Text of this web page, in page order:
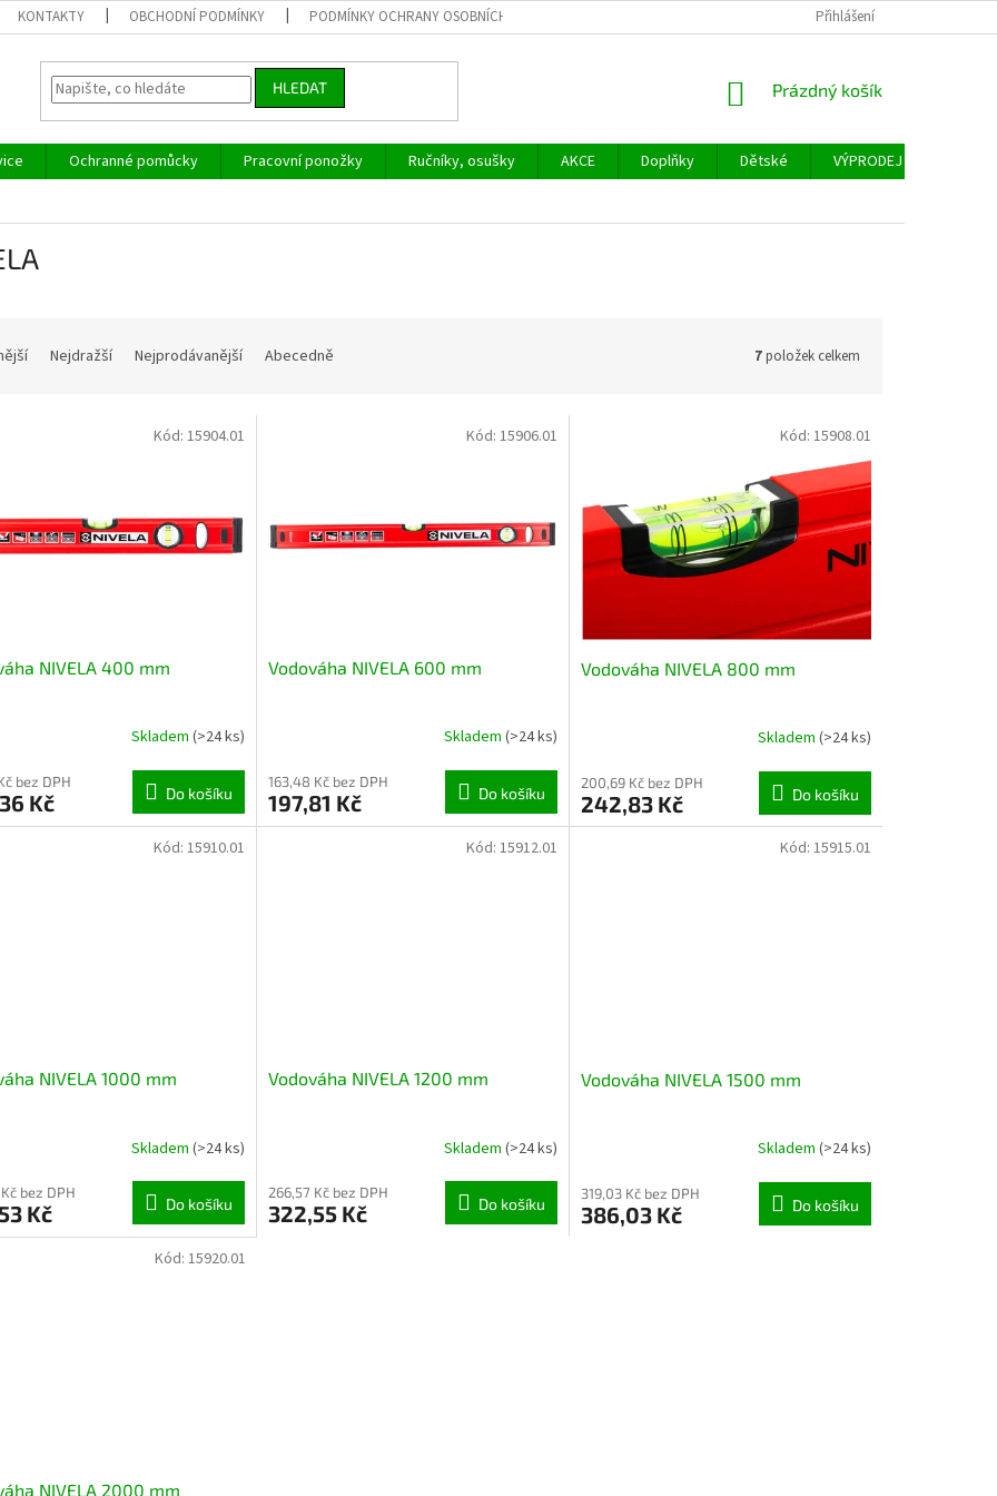
KONTAKTY OBCHODNÍ PODMÍNKY PODMÍNKY OCHRANY OSOBNÍCH ÚDAJŮ Přihlášení
HLEDAT
NÁKUPNÍ
Prázdný košík
Ochranné pomůcky Pracovní ponožky Ručníky, osušky AKCE Doplňky Dětské VÝPRODEJ
Nejdražší Nejprodávanější Abecedně 7položek celkem
NIVELA 400 mm
Skladem (>24 ks)
bez DPH
Kč Do košíku
Kód: 15904.01
Vodováha NIVELA 600 mm
Skladem (>24 ks)
163,48 Kč bez DPH
197,81 Kč Do košíku
Kód: 15906.01
Vodováha NIVELA 800 mm
Skladem (>24 ks)
200,69 Kč bez DPH
242,83 Kč Do košíku
Kód: 15908.01
NIVELA 1000 mm
Skladem (>24 ks)
bez DPH
Kč Do košíku
Kód: 15910.01
Vodováha NIVELA 1200 mm
Skladem (>24 ks)
266,57 Kč bez DPH
322,55 Kč Do košíku
Kód: 15912.01
Vodováha NIVELA 1500 mm
Skladem (>24 ks)
319,03 Kč bez DPH
386,03 Kč Do košíku
Kód: 15915.01
NIVELA 2000 mm
Kód: 15920.01